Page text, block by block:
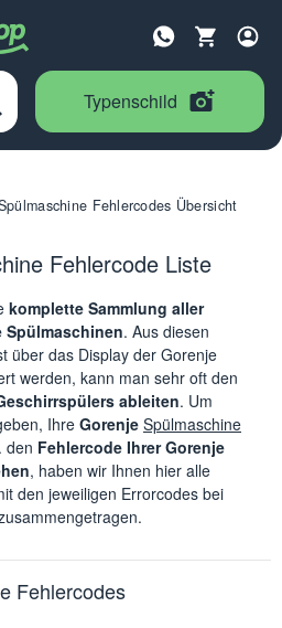
Typenschild
Fehlercodes Übersicht
Fehlercode Liste
komplette Sammlung aller
Spülmaschinen. Aus diesen
über das Display der Gorenje
werden, kann man sehr oft den
ableiten. Um
Ihre Gorenje Spülmaschine
den Fehlercode Ihrer Gorenje
, haben wir Ihnen hier alle
den jeweiligen Errorcodes bei
Fehlercodes